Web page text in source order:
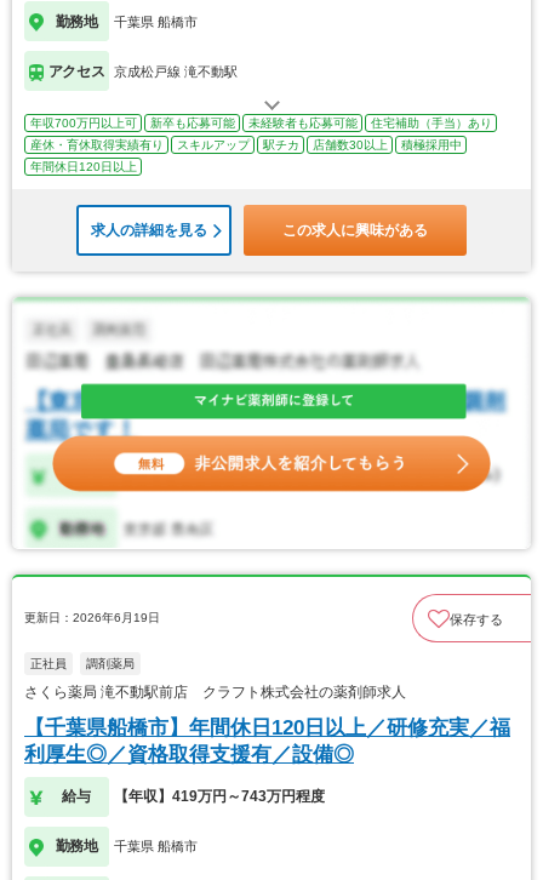
勤務地 千葉県 船橋市
アクセス 京成松戸線 滝不動駅
年収700万円以上可 新卒も応募可能 未経験者も応募可能
住宅補助（手当）あり
産休・育休取得実績有り
スキルアップ 駅チカ 店舗数30以上
積極採用中
年間休日120日以上
求人の詳細を見る この求人に興味がある
更新日：2026年6月19日 保存する
正社員 調剤薬局
さくら薬局 滝不動駅前店 クラフト株式会社の薬剤師求人
【千葉県船橋市】年間休日120日以上／研修充実／福
利厚生◎／資格取得支援有／設備◎
給与 【年収】419万円～743万円程度
勤務地 千葉県 船橋市